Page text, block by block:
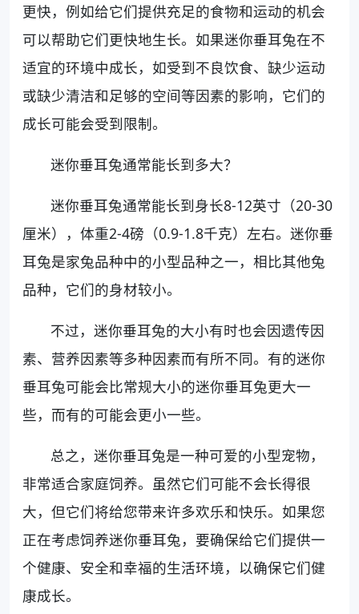
更快，例如给它们提供充足的食物和运动的机会
可以帮助它们更快地生长。如果迷你垂耳兔在不
适宜的环境中成长，如受到不良饮食、缺少运动
或缺少清洁和足够的空间等因素的影响，它们的
成长可能会受到限制。
迷你垂耳兔通常能长到多大？
迷你垂耳兔通常能长到身长8-12英寸（20-30
厘米），体重2-4磅（0.9-1.8千克）左右。迷你垂
耳兔是家兔品种中的小型品种之一，相比其他兔
品种，它们的身材较小。
不过，迷你垂耳兔的大小有时也会因遗传因
素、营养因素等多种因素而有所不同。有的迷你
垂耳兔可能会比常规大小的迷你垂耳兔更大一
些，而有的可能会更小一些。
总之，迷你垂耳兔是一种可爱的小型宠物，
非常适合家庭饲养。虽然它们可能不会长得很
大，但它们将给您带来许多欢乐和快乐。如果您
正在考虑饲养迷你垂耳兔，要确保给它们提供一
个健康、安全和幸福的生活环境，以确保它们健
康成长。